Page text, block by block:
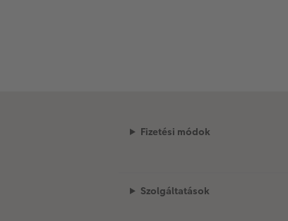
Fizetési módok
Szolgáltatások